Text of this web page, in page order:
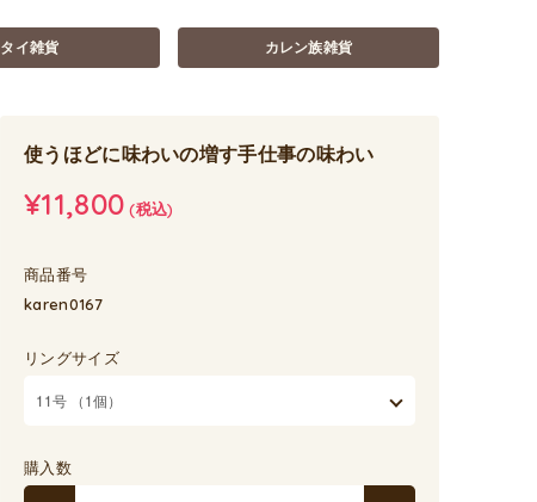
タイ雑貨 カレン族雑貨
使うほどに味わいの増す手仕事の味わい
¥11,800 (税込)
商品番号
karen0167
リングサイズ
購入数